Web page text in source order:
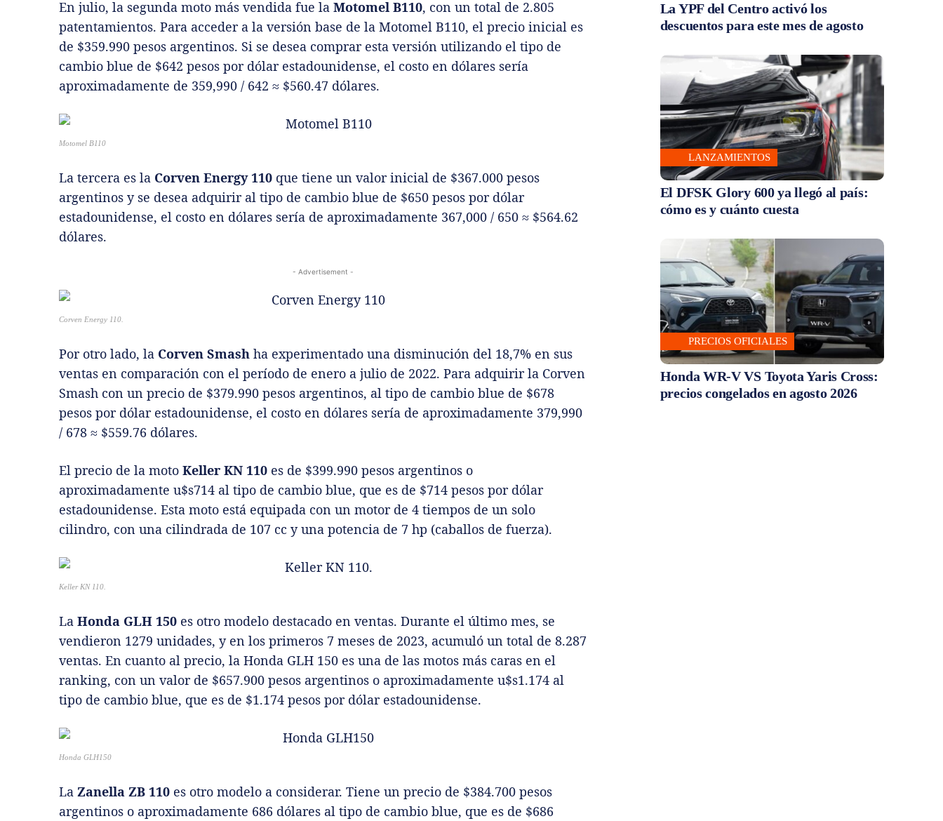
En julio, la segunda moto más vendida fue la Motomel B110, con un total de 2.805
patentamientos. Para acceder a la versión base de la Motomel B110, el precio inicial es
de $359.990 pesos argentinos. Si se desea comprar esta versión utilizando el tipo de
cambio blue de $642 pesos por dólar estadounidense, el costo en dólares sería
aproximadamente de 359,990 / 642 ≈ $560.47 dólares.
Motomel B110
La tercera es la Corven Energy 110 que tiene un valor inicial de $367.000 pesos
argentinos y se desea adquirir al tipo de cambio blue de $650 pesos por dólar
estadounidense, el costo en dólares sería de aproximadamente 367,000 / 650 ≈ $564.62
dólares.
- Advertisement -
Corven Energy 110.
Por otro lado, la Corven Smash ha experimentado una disminución del 18,7% en sus
ventas en comparación con el período de enero a julio de 2022. Para adquirir la Corven
Smash con un precio de $379.990 pesos argentinos, al tipo de cambio blue de $678
pesos por dólar estadounidense, el costo en dólares sería de aproximadamente 379,990
/ 678 ≈ $559.76 dólares.
El precio de la moto Keller KN 110 es de $399.990 pesos argentinos o
aproximadamente u$s714 al tipo de cambio blue, que es de $714 pesos por dólar
estadounidense. Esta moto está equipada con un motor de 4 tiempos de un solo
cilindro, con una cilindrada de 107 cc y una potencia de 7 hp (caballos de fuerza).
Keller KN 110.
La Honda GLH 150 es otro modelo destacado en ventas. Durante el último mes, se
vendieron 1279 unidades, y en los primeros 7 meses de 2023, acumuló un total de 8.287
ventas. En cuanto al precio, la Honda GLH 150 es una de las motos más caras en el
ranking, con un valor de $657.900 pesos argentinos o aproximadamente u$s1.174 al
tipo de cambio blue, que es de $1.174 pesos por dólar estadounidense.
Honda GLH150
La Zanella ZB 110 es otro modelo a considerar. Tiene un precio de $384.700 pesos
argentinos o aproximadamente 686 dólares al tipo de cambio blue, que es de $686
La YPF del Centro activó los
descuentos para este mes de agosto
LANZAMIENTOS
El DFSK Glory 600 ya llegó al país:
cómo es y cuánto cuesta
PRECIOS OFICIALES
Honda WR-V VS Toyota Yaris Cross:
precios congelados en agosto 2026